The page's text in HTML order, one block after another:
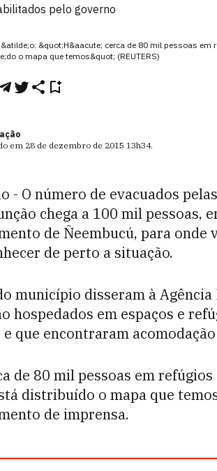
pelo governo
&quot;H&aacute; cerca de 80 mil pessoas
o mapa que temos&quot; (REUTERS)
em28 de dezembro de 2015 13h34.
- O número de evacuados pelas
chega a 100 mil pessoas,
de Ñeembucú, para
de perto a situação.
município disseram à
hospedados em espaços e
que encontraram
de 80 mil pessoas em
distribuído o mapa que
de imprensa.